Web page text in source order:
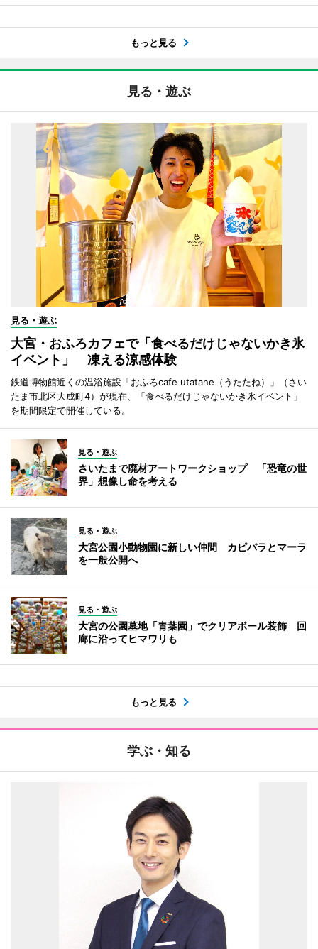
もっと見る
見る・遊ぶ
見る・遊ぶ
大宮・おふろカフェで「食べるだけじゃないかき氷
イベント」 凍える涼感体験
鉄道博物館近くの温浴施設「おふろcafe utatane（うたたね）」（さい
たま市北区大成町4）が現在、「食べるだけじゃないかき氷イベント」
を期間限定で開催している。
見る・遊ぶ
さいたまで廃材アートワークショップ 「恐竜の世
界」想像し命を考える
見る・遊ぶ
大宮公園小動物園に新しい仲間 カピバラとマーラ
を一般公開へ
見る・遊ぶ
大宮の公園墓地「青葉園」でクリアボール装飾 回
廊に沿ってヒマワリも
もっと見る
学ぶ・知る